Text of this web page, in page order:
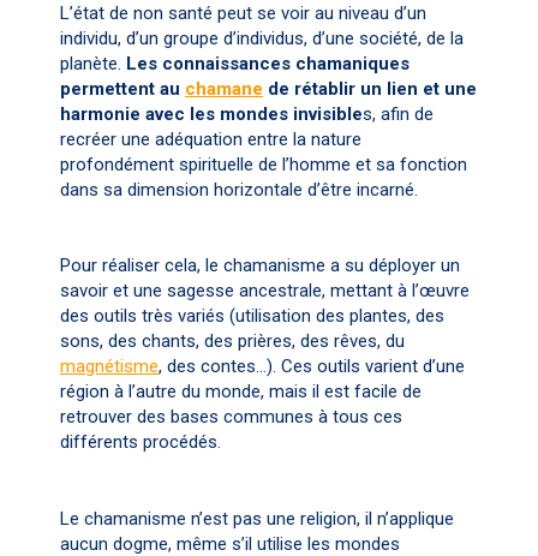
L’état de non santé peut se voir au niveau d’un
individu, d’un groupe d’individus, d’une société, de la
planète. Les connaissances chamaniques
permettent au chamane de rétablir un lien et une
harmonie avec les mondes invisibles, afin de
recréer une adéquation entre la nature
profondément spirituelle de l’homme et sa fonction
dans sa dimension horizontale d’être incarné.
Pour réaliser cela, le chamanisme a su déployer un
savoir et une sagesse ancestrale, mettant à l’œuvre
des outils très variés (utilisation des plantes, des
sons, des chants, des prières, des rêves, du
magnétisme, des contes…). Ces outils varient d’une
région à l’autre du monde, mais il est facile de
retrouver des bases communes à tous ces
différents procédés.
Le chamanisme n’est pas une religion, il n’applique
aucun dogme, même s’il utilise les mondes